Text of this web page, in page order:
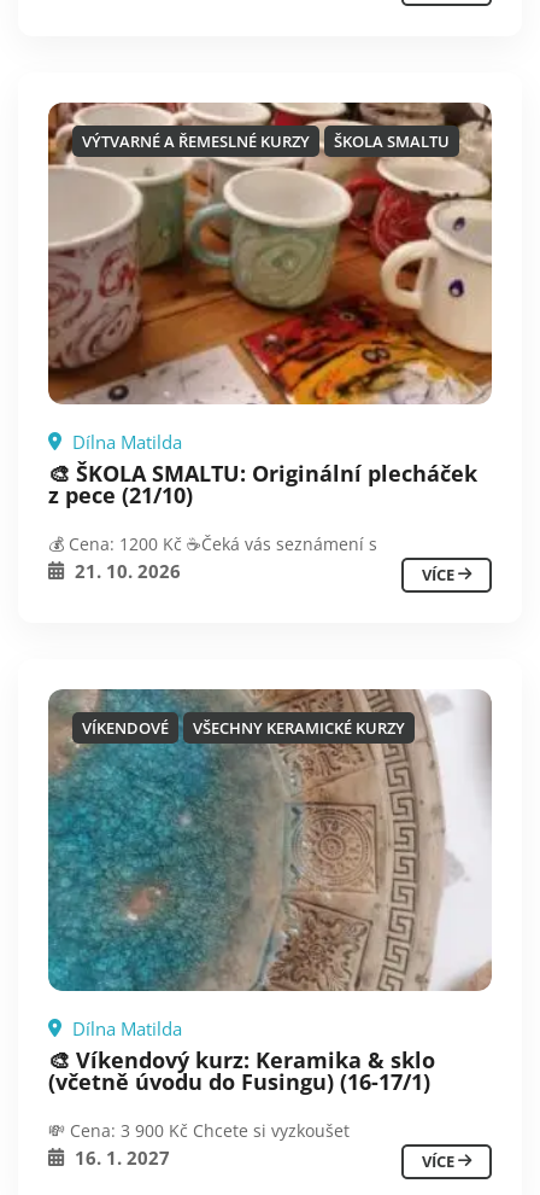
VÝTVARNÉ A ŘEMESLNÉ KURZY ŠKOLA SMALTU
Dílna Matilda
🎨 ŠKOLA SMALTU: Originální plecháček
z pece (21/10)
💰 Cena: 1200 Kč ☕️Čeká vás seznámení s
21. 10. 2026 VÍCE
VÍKENDOVÉ VŠECHNY KERAMICKÉ KURZY
Dílna Matilda
🎨 Víkendový kurz: Keramika & sklo
(včetně úvodu do Fusingu) (16-17/1)
💸 Cena: 3 900 Kč Chcete si vyzkoušet
16. 1. 2027 VÍCE